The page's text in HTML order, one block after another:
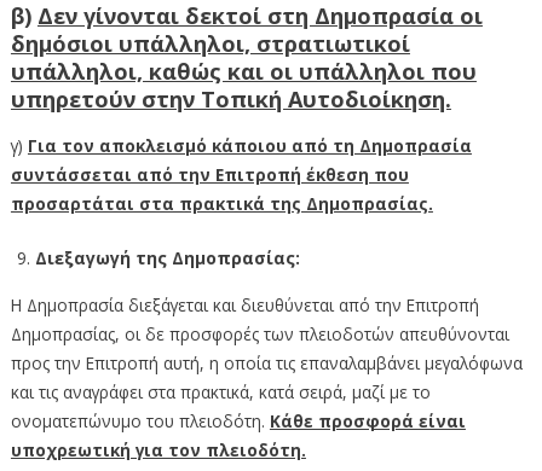
β) Δεν γίνονται δεκτοί στη Δημοπρασία οι
δημόσιοι υπάλληλοι, στρατιωτικοί
υπάλληλοι, καθώς και οι υπάλληλοι που
υπηρετούν στην Τοπική Αυτοδιοίκηση.
γ) Για τον αποκλεισμό κάποιου από τη Δημοπρασία
συντάσσεται από την Επιτροπή έκθεση που
προσαρτάται στα πρακτικά της Δημοπρασίας.
Διεξαγωγή της Δημοπρασίας:
Η Δημοπρασία διεξάγεται και διευθύνεται από την Επιτροπή
Δημοπρασίας, οι δε προσφορές των πλειοδοτών απευθύνονται
προς την Επιτροπή αυτή, η οποία τις επαναλαμβάνει μεγαλόφωνα
και τις αναγράφει στα πρακτικά, κατά σειρά, μαζί με το
ονοματεπώνυμο του πλειοδότη. Κάθε προσφορά είναι
υποχρεωτική για τον πλειοδότη.